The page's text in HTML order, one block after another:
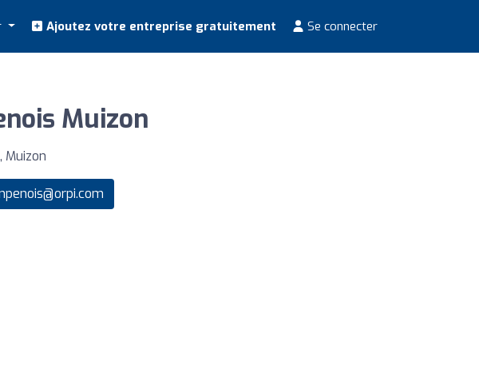
Ajoutez votre entreprise gratuitement Se connecter
Muizon
Muizon